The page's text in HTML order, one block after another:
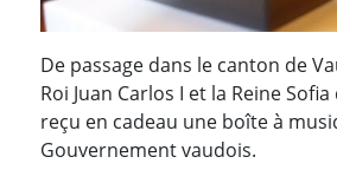
De passage dans le canton de
Roi Juan Carlos I et la Reine
reçu en cadeau une boîte à
Gouvernement vaudois.